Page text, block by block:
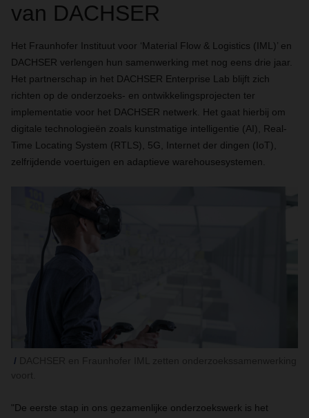
van DACHSER
Het Fraunhofer Instituut voor ‘Material Flow & Logistics (IML)’ en
DACHSER verlengen hun samenwerking met nog eens drie jaar.
Het partnerschap in het DACHSER Enterprise Lab blijft zich
richten op de onderzoeks- en ontwikkelingsprojecten ter
implementatie voor het DACHSER netwerk. Het gaat hierbij om
digitale technologieën zoals kunstmatige intelligentie (AI), Real-
Time Locating System (RTLS), 5G, Internet der dingen (IoT),
zelfrijdende voertuigen en adaptieve warehousesystemen.
"De eerste stap in ons gezamenlijke onderzoekswerk is het